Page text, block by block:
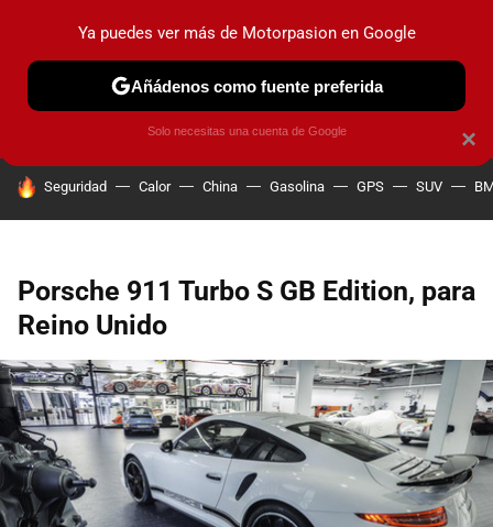
PRUEBAS COCHES ELÉCTRICOS OBSERVATORIO
HOY SE HABLA DE
Seguridad Calor China Gasolina GPS SUV
Porsche 911 Turbo S GB Edition, para
Reino Unido
×
Ya puedes ver más de Motorpasion en Google
Añádenos como fuente preferida
Solo necesitas una cuenta de Google